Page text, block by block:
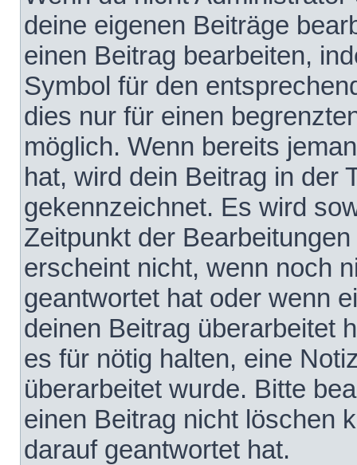
deine eigenen Beiträge
einen Beitrag bearbeiten,
Symbol für den
dies nur für einen
möglich. Wenn bereits
hat, wird dein Beitrag in der
gekennzeichnet. Es wird
Zeitpunkt der
erscheint nicht, wenn noch
geantwortet hat oder wenn
deinen Beitrag überarbeitet
es für nötig halten, eine
überarbeitet wurde. Bitte
einen Beitrag nicht löschen
darauf geantwortet hat.